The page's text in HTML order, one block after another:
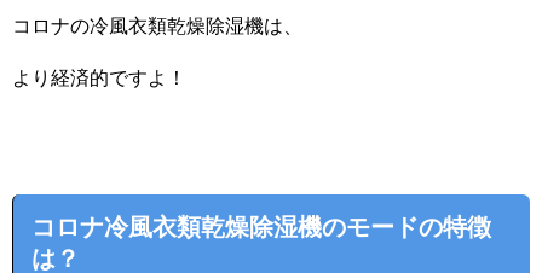
コロナの冷風衣類乾燥除湿機は、
より経済的ですよ！
コロナ冷風衣類乾燥除湿機のモードの特徴
は？